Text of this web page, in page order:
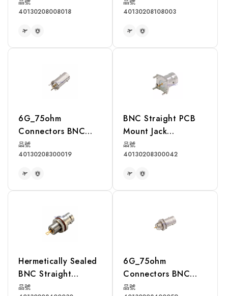
Cable
品號
40130208008018
RG400, LMR195
Cable
品號
40130208108003
6G_75ohm
Connectors BNC
Straight PCB Mount
Jack Receptacle
品號
40130208300019
BNC Straight PCB
Mount Jack
Receptacle
品號
40130208300042
Hermetically Sealed
BNC Straight
Bulkhead Jack
品號
6G_75ohm
Connectors BNC
Straight Bulkhead
品號